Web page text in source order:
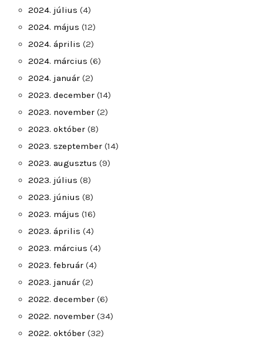
2024. július (4)
2024. május (12)
2024. április (2)
2024. március (6)
2024. január (2)
2023. december (14)
2023. november (2)
2023. október (8)
2023. szeptember (14)
2023. augusztus (9)
2023. július (8)
2023. június (8)
2023. május (16)
2023. április (4)
2023. március (4)
2023. február (4)
2023. január (2)
2022. december (6)
2022. november (34)
2022. október (32)